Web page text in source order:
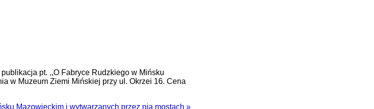
pt. ,,O Fabryce Rudzkiego w Mińsku
w Muzeum Ziemi Mińskiej przy ul. Okrzei 16. Cena
Mazowieckim i wytwarzanych przez nią mostach »